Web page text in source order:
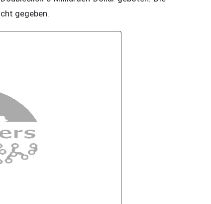
gegeben.